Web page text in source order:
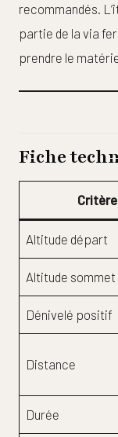
recommandés.
partie de la via
prendre le
Fiche
Critère
Altitude départ
Altitude sommet
Dénivelé positif
Distance
Durée